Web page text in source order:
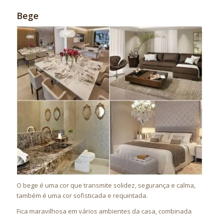
Bege
O bege é uma cor que transmite solidez, segurança e calma,
também é uma cor sofisticada e requintada.
Fica maravilhosa em vários ambientes da casa, combinada